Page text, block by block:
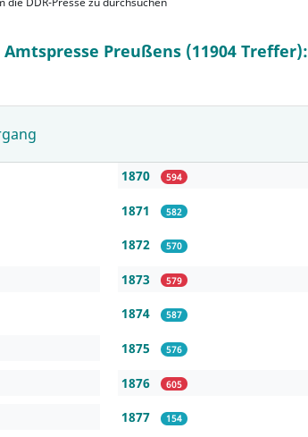
Preußens (11904 Treffer):
1870 594
1871 582
1872 570
1873 579
1874 587
1875 576
1876 605
1877 154